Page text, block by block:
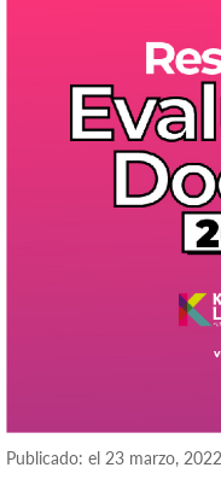
Publicado: el 23 marzo,